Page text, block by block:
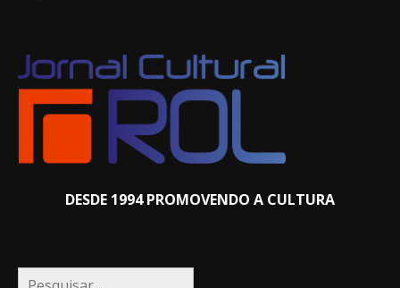
DESDE 1994 PROMOVENDO A CULTURA
Pesquisar